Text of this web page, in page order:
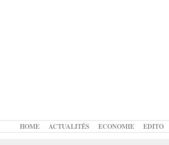
HOME ACTUALITÉS ECONOMIE EDITO